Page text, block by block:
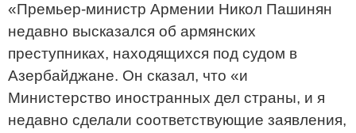
«Премьер-министр Армении Никол Пашинян
недавно высказался об армянских
преступниках, находящихся под судом в
Азербайджане. Он сказал, что «и
Министерство иностранных дел страны, и я
недавно сделали соответствующие заявления,